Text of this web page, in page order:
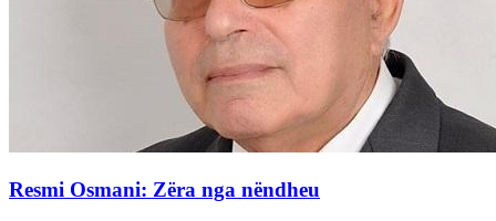
Resmi Osmani: Zëra nga nëndheu